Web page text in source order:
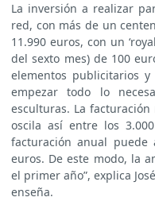
La inversión a realizar
red, con más de un
11.990 euros, con un
del sexto mes) de 100
elementos publicitarios y
empezar todo lo
esculturas. La
oscila así entre los
facturación anual puede
euros. De este modo, la
el primer año”, explica
enseña.